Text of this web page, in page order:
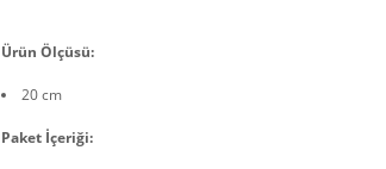
Ürün Ölçüsü:
20 cm
Paket İçeriği: